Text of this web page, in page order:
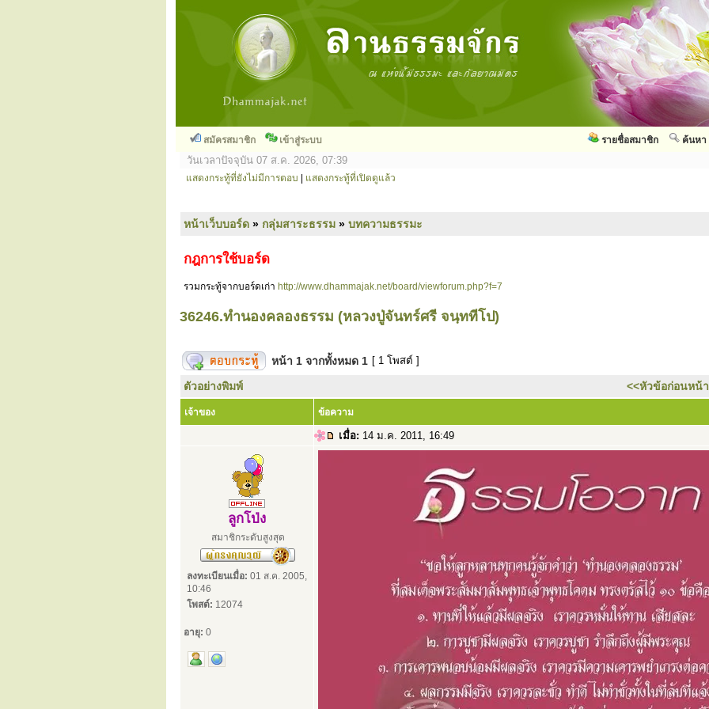
สมัครสมาชิก เข้าสู่ระบบ ค้นหา
รายชื่อสมาชิก
วันเวลาปัจจุบัน 07 ส.ค. 2026, 07:39
แสดงกระทู้ที่ยังไม่มีการตอบ แสดงกระทู้ที่เปิดดูแล้ว
หน้าเว็บบอร์ด » กลุ่มสาระธรรม » บทความธรรมะ
กฎการใช้บอร์ด
รวมกระทู้จากบอร์ดเก่า http://www.dhammajak.net/board/viewforum.php?f=7
36246.ทำนองคลองธรรม (หลวงปู่จันทร์ศรี จนฺททีโป)
หน้า 1 จากทั้งหมด 1 [ 1 โพสต์ ]
ตัวอย่างพิมพ์ <<หัวข้อก่อนหน้า
เจ้าของ ข้อความ
เมื่อ: 14 ม.ค. 2011, 16:49
ลูกโป่ง
สมาชิกระดับสูงสุด
ลงทะเบียนเมื่อ: 01 ส.ค. 2005,
10:46
โพสต์: 12074
อายุ: 0